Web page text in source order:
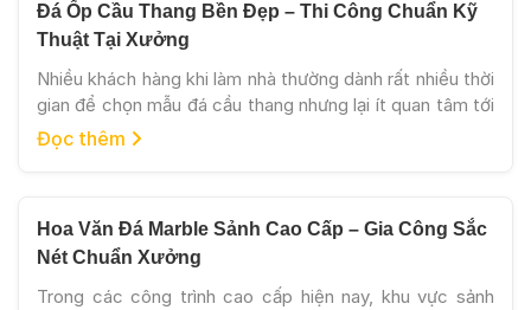
Đá Ốp Cầu Thang Bền Đẹp – Thi Công Chuẩn Kỹ
Thuật Tại Xưởng
Nhiều khách hàng khi làm nhà thường dành rất nhiều thời
gian để chọn mẫu đá cầu thang nhưng lại ít quan tâm tới
kỹ thuật gia công và thi công thực tế. Đây cũng là lý do
nhiều công trình sau khoảng 1 – 2 năm sử dụng bắt đầu
Đọc thêm
Hoa Văn Đá Marble Sảnh Cao Cấp – Gia Công Sắc
Nét Chuẩn Xưởng
Trong các công trình cao cấp hiện nay, khu vực sảnh